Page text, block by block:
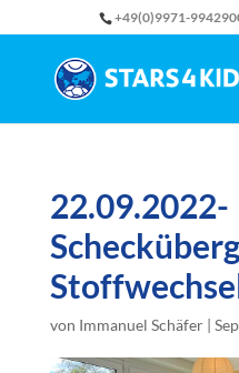
+49(0)9971-
22.09.2022-
von Immanuel Schäfer|